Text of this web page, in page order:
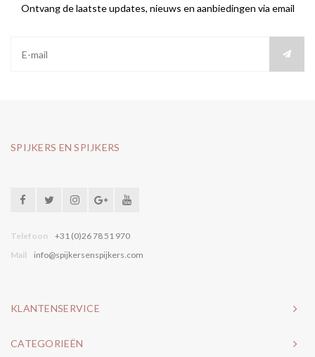
Ontvang de laatste updates, nieuws en aanbiedingen via email
SPIJKERS EN SPIJKERS
Telefoon
+31 (0)26 78 51 970
Mail
info@spijkersenspijkers.com
KLANTENSERVICE
CATEGORIEËN